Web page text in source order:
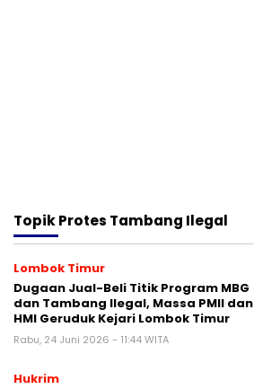
TopikProtes Tambang Ilegal
Lombok Timur
Dugaan Jual-Beli Titik Program MBG
dan Tambang Ilegal, Massa PMII dan
HMI Geruduk Kejari Lombok Timur
Rabu, 24 Juni 2026 - 11:44 WITA
Hukrim